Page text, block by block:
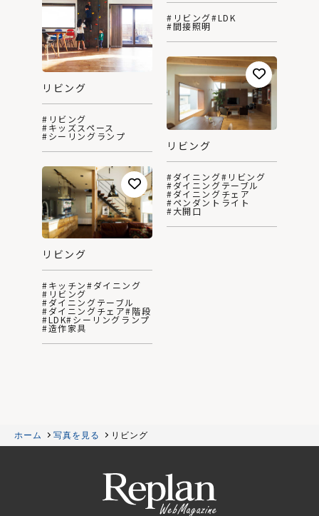
#リビング#LDK
#間接照明
リビング
#リビング
#キッズスペース
#シーリングランプ
リビング
#ダイニング#リビング
#ダイニングテーブル
#ダイニングチェア
#ペンダントライト
#大開口
リビング
#キッチン#ダイニング
#リビング
#ダイニングテーブル
#ダイニングチェア#階段
#LDK#シーリングランプ
#造作家具
ホーム 写真を見る リビング